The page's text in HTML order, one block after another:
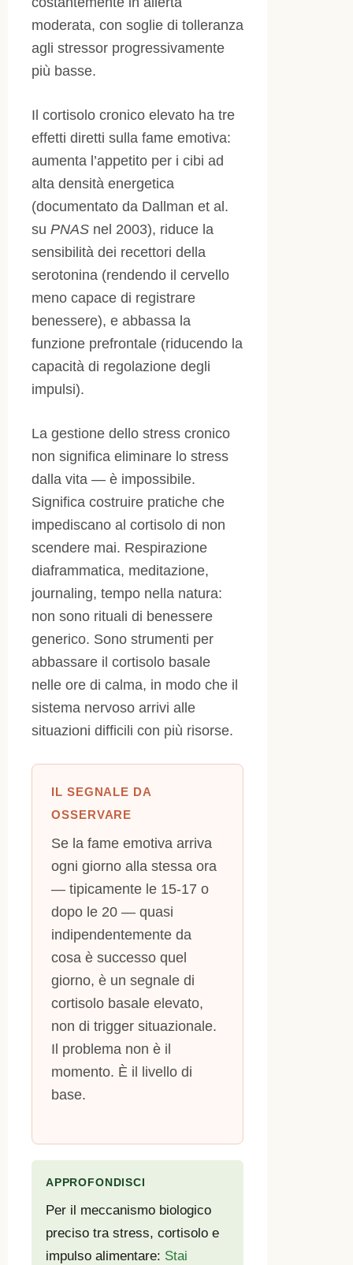
moderata, con soglie di tolleranza
agli stressor progressivamente
più basse.
Il cortisolo cronico elevato ha tre
effetti diretti sulla fame emotiva:
aumenta l’appetito per i cibi ad
alta densità energetica
(documentato da Dallman et al.
su PNAS nel 2003), riduce la
sensibilità dei recettori della
serotonina (rendendo il cervello
meno capace di registrare
benessere), e abbassa la
funzione prefrontale (riducendo la
capacità di regolazione degli
impulsi).
La gestione dello stress cronico
non significa eliminare lo stress
dalla vita — è impossibile.
Significa costruire pratiche che
impediscano al cortisolo di non
scendere mai. Respirazione
diaframmatica, meditazione,
journaling, tempo nella natura:
non sono rituali di benessere
generico. Sono strumenti per
abbassare il cortisolo basale
nelle ore di calma, in modo che il
sistema nervoso arrivi alle
situazioni difficili con più risorse.
IL SEGNALE DA
OSSERVARE
Se la fame emotiva arriva
ogni giorno alla stessa ora
— tipicamente le 15-17 o
dopo le 20 — quasi
indipendentemente da
cosa è successo quel
giorno, è un segnale di
cortisolo basale elevato,
non di trigger situazionale.
Il problema non è il
momento. È il livello di
base.
APPROFONDISCI
Per il meccanismo biologico
preciso tra stress, cortisolo e
impulso alimentare: Stai